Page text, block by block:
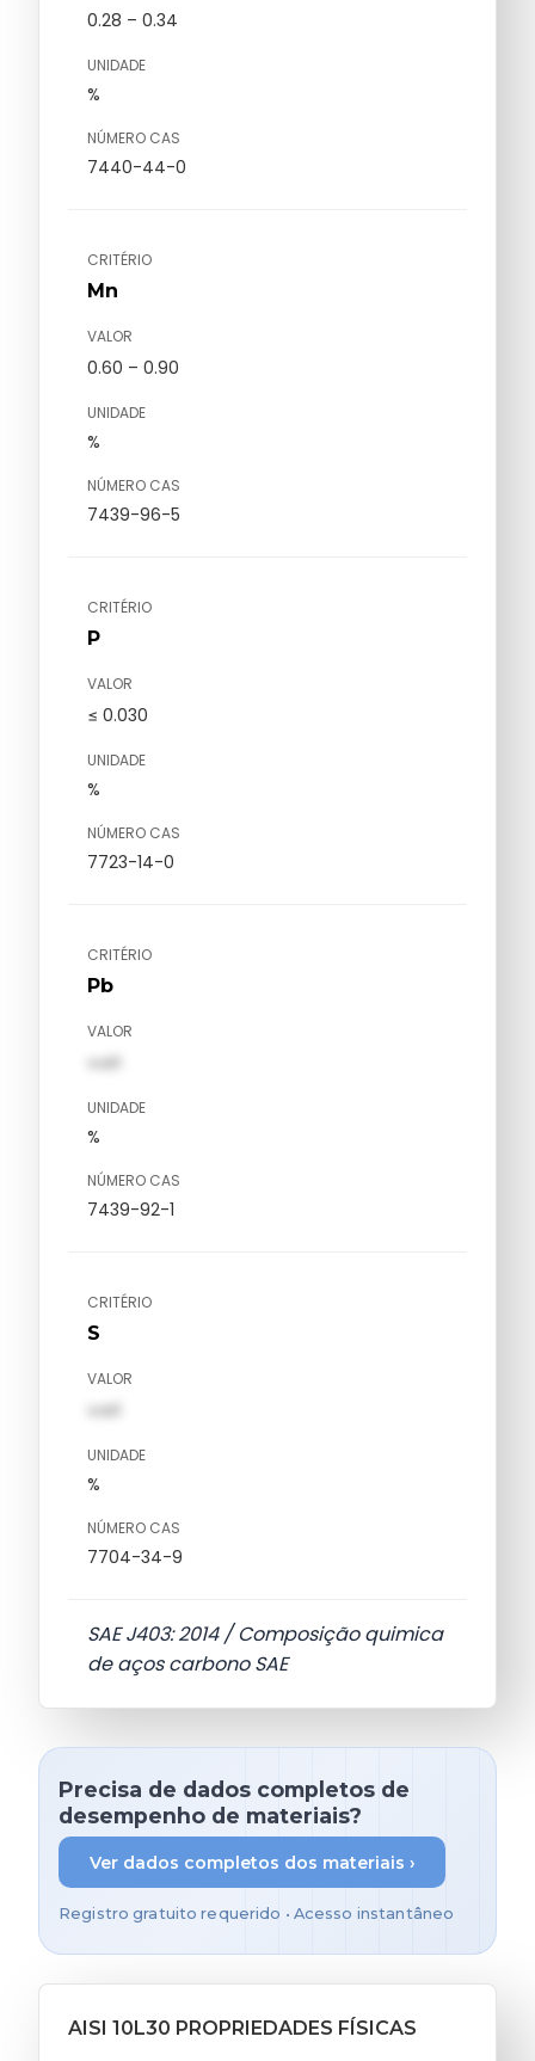
0.28 – 0.34
UNIDADE
%
NÚMERO CAS
7440-44-0
CRITÉRIO
Mn
VALOR
0.60 – 0.90
UNIDADE
%
NÚMERO CAS
7439-96-5
CRITÉRIO
P
VALOR
≤ 0.030
UNIDADE
%
NÚMERO CAS
7723-14-0
CRITÉRIO
Pb
VALOR
val1
UNIDADE
%
NÚMERO CAS
7439-92-1
CRITÉRIO
S
VALOR
val1
UNIDADE
%
NÚMERO CAS
7704-34-9
SAE J403: 2014 / Composição quimica
de aços carbono SAE
Precisa de dados completos de
desempenho de materiais?
Ver dados completos dos materiais ›
Registro gratuito requerido • Acesso instantâneo
AISI 10L30 PROPRIEDADES FÍSICAS